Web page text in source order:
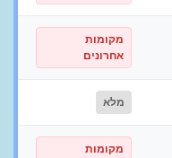
מקומות
אחרונים
מלא
מקומות